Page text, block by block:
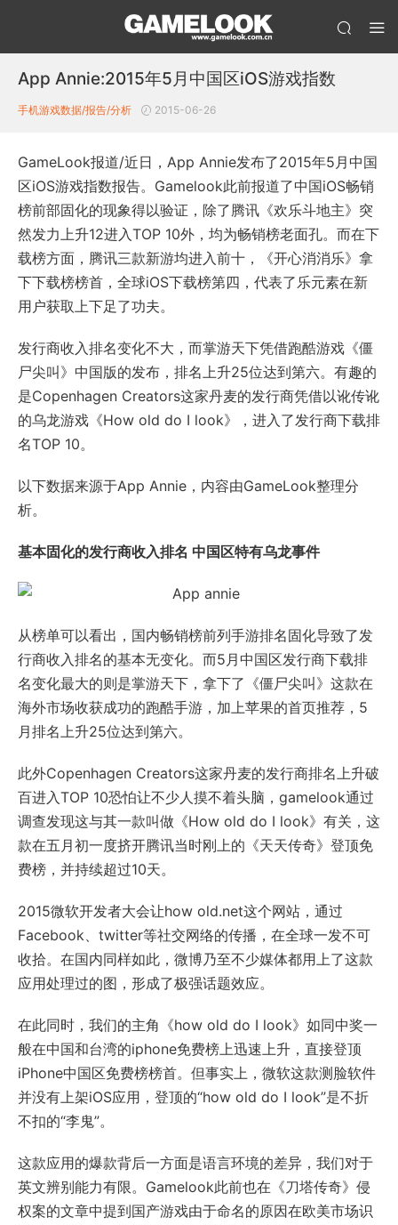
App Annie:2015年5月中国区iOS游戏指数
手机游戏数据/报告/分析 2015-06-26
GameLook报道/近日，App Annie发布了2015年5月中国
区iOS游戏指数报告。Gamelook此前报道了中国iOS畅销
榜前部固化的现象得以验证，除了腾讯《欢乐斗地主》突
然发力上升12进入TOP 10外，均为畅销榜老面孔。而在下
载榜方面，腾讯三款新游均进入前十，《开心消消乐》拿
下下载榜榜首，全球iOS下载榜第四，代表了乐元素在新
用户获取上下足了功夫。
发行商收入排名变化不大，而掌游天下凭借跑酷游戏《僵
尸尖叫》中国版的发布，排名上升25位达到第六。有趣的
是Copenhagen Creators这家丹麦的发行商凭借以讹传讹
的乌龙游戏《How old do I look》，进入了发行商下载排
名TOP 10。
以下数据来源于App Annie，内容由GameLook整理分
析。
基本固化的发行商收入排名 中国区特有乌龙事件
从榜单可以看出，国内畅销榜前列手游排名固化导致了发
行商收入排名的基本无变化。而5月中国区发行商下载排
名变化最大的则是掌游天下，拿下了《僵尸尖叫》这款在
海外市场收获成功的跑酷手游，加上苹果的首页推荐，5
月排名上升25位达到第六。
此外Copenhagen Creators这家丹麦的发行商排名上升破
百进入TOP 10恐怕让不少人摸不着头脑，gamelook通过
调查发现这与其一款叫做《How old do I look》有关，这
款在五月初一度挤开腾讯当时刚上的《天天传奇》登顶免
费榜，并持续超过10天。
2015微软开发者大会让how old.net这个网站，通过
Facebook、twitter等社交网络的传播，在全球一发不可
收拾。在国内同样如此，微博乃至不少媒体都用上了这款
应用处理过的图，形成了极强话题效应。
在此同时，我们的主角《how old do I look》如同中奖一
般在中国和台湾的iphone免费榜上迅速上升，直接登顶
iPhone中国区免费榜榜首。但事实上，微软这款测脸软件
并没有上架iOS应用，登顶的“how old do I look”是不折
不扣的“李鬼”。
这款应用的爆款背后一方面是语言环境的差异，我们对于
英文辨别能力有限。Gamelook此前也在《刀塔传奇》侵
权案的文章中提到国产游戏由于命名的原因在欧美市场识